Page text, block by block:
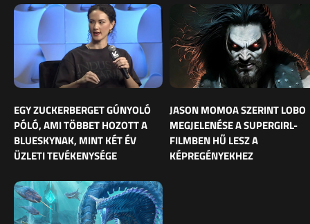
EGY ZUCKERBERGET GÚNYOLÓ
PÓLÓ, AMI TÖBBET HOZOTT A
BLUESKYNAK, MINT KÉT ÉV
ÜZLETI TEVÉKENYSÉGE
JASON MOMOA SZERINT LOBO
MEGJELENÉSE A SUPERGIRL-
FILMBEN HŰ LESZ A
KÉPREGÉNYEKHEZ